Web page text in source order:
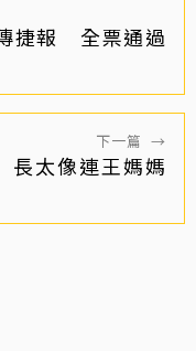
捷報 全票通過
下一篇 →
太像連王媽媽